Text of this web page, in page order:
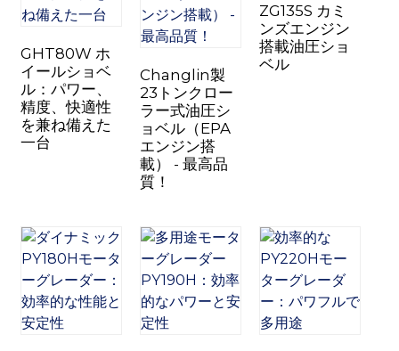
GHT80W ホ
イールショベ
ル：パワー、
精度、快適性
を兼ね備えた
一台
Changlin製
23トンクロー
ラー式油圧シ
ョベル（EPA
エンジン搭
載） - 最高品
質！
ZG135S カミ
ンズエンジン
搭載油圧ショ
ベル